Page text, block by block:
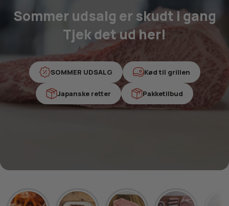
Sommer udsalg er skudt i gang
Tjek det ud her!
SOMMER UDSALG Kød til grillen
Japanske retter Pakketilbud